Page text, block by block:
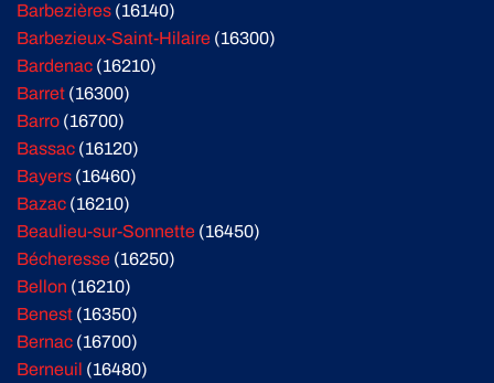
Barbezières (16140)
Barbezieux-Saint-Hilaire (16300)
Bardenac (16210)
Barret (16300)
Barro (16700)
Bassac (16120)
Bayers (16460)
Bazac (16210)
Beaulieu-sur-Sonnette (16450)
Bécheresse (16250)
Bellon (16210)
Benest (16350)
Bernac (16700)
Berneuil (16480)